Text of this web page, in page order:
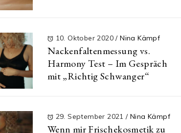
10. Oktober 2020/ Nina Kämpf
Nackenfaltenmessung vs.
Harmony Test – Im Gespräch
mit „Richtig Schwanger“
29. September 2021/ Nina Kämpf
Wenn mir Frischekosmetik zu